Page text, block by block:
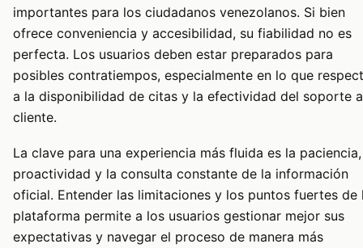
importantes para los ciudadanos venezolanos. Si bien
ofrece conveniencia y accesibilidad, su fiabilidad no es
perfecta. Los usuarios deben estar preparados para
posibles contratiempos, especialmente en lo que
a la disponibilidad de citas y la efectividad del soporte
cliente.
La clave para una experiencia más fluida es la
proactividad y la consulta constante de la información
oficial. Entender las limitaciones y los puntos fuertes de
plataforma permite a los usuarios gestionar mejor sus
expectativas y navegar el proceso de manera más